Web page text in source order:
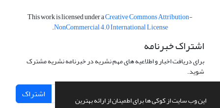
این وب سایت از کوکی ها برای اطمینان از ارائه بهترین
This work is licensed under aCreative Commons Attribution-
NonCommercial 4.0 International License
.
اشتراک خبرنامه
برای دریافت اخبار و اطلاعیه های مهم نشریه در خبرنامه نشریه مشترک
شوید.
اشتراک